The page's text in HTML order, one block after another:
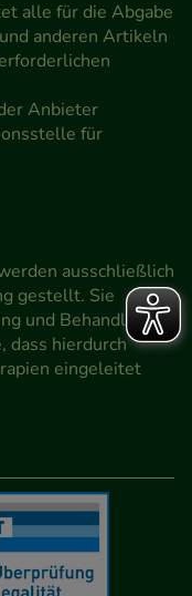
oder soziale
alle für die Abgabe
anderen Artikeln
Anbieter
für
ausschließlich
gestellt. Sie
und Behandlung
dass hierdurch
eingeleitet